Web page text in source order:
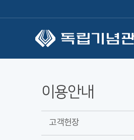
이용안내
고객헌장